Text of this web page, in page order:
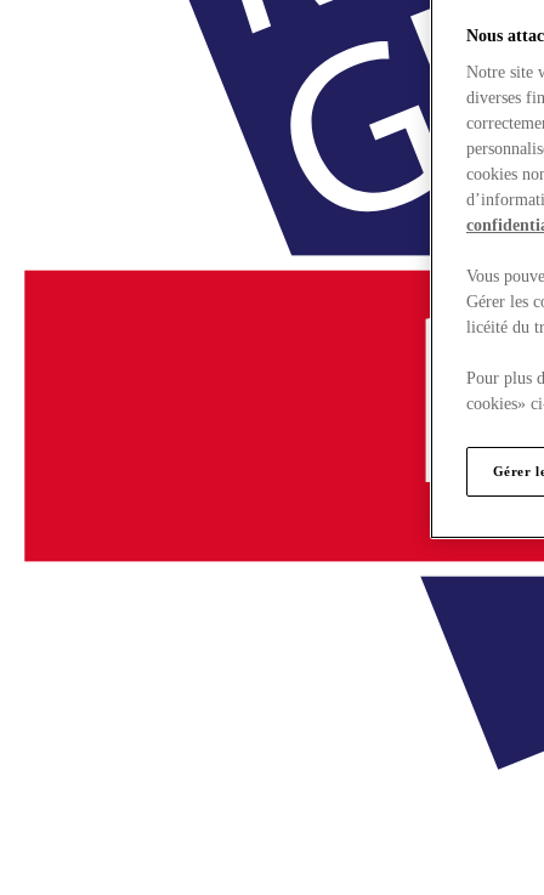
Nous
Notre site
diverses
cookies
Vous
Gérer les
licéité du
Pour plus
cookies»
Gérer